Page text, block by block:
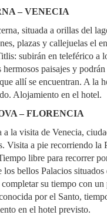
– VENECIA
situada a orillas del
plazas y callejuelas el
subirán en teleférico a
paisajes y
allí se encuentran. A la
Alojamiento en el hotel.
– FLORENCIA
la visita de Venecia,
Visita a pie recorriendo la
libre para recorrer
bellos Palacios
su tiempo con
por el Santo,
en el hotel previsto.